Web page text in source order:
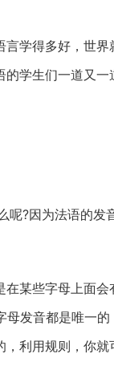
学得多好，世
学生们一道又
?因为法语的发
某些字母上面会
发音都是唯一
利用规则，你